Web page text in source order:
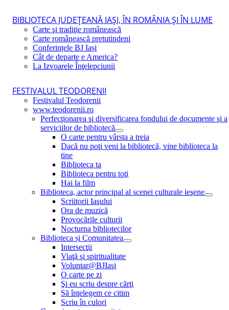
BIBLIOTECA JUDEŢEANĂ IAŞI, ÎN ROMÂNIA ŞI ÎN LUME
Carte şi tradiţie românească
Carte românească pretutindeni
Conferințele BJ Iași
Cât de departe e America?
La Izvoarele Înţelepciunii
FESTIVALUL TEODORENII
Festivalul Teodorenii
www.teodorenii.ro
Perfecţionarea şi diversificarea fondului de documente şi a
serviciilor de bibliotecă
O carte pentru vârsta a treia
Dacă nu poţi veni la bibliotecă, vine biblioteca la
tine
Biblioteca ta
Biblioteca pentru toţi
Hai la film
Biblioteca, actor principal al scenei culturale ieşene
Scriitorii Iaşului
Ora de muzică
Provocările culturii
Nocturna bibliotecilor
Biblioteca și Comunitatea
Intersecţii
Viaţă şi spiritualitate
Voluntar@BJIaşi
O carte pe zi
Şi eu scriu despre cărţi
Să înţelegem ce citim
Scriu în culori